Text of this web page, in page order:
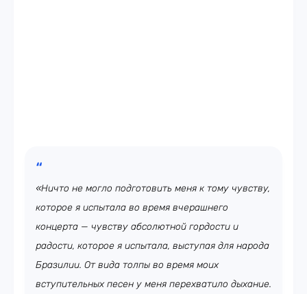
«Ничто не могло подготовить меня к тому чувству,
которое я испытала во время вчерашнего
концерта — чувству абсолютной гордости и
радости, которое я испытала, выступая для народа
Бразилии. От вида толпы во время моих
вступительных песен у меня перехватило дыхание.